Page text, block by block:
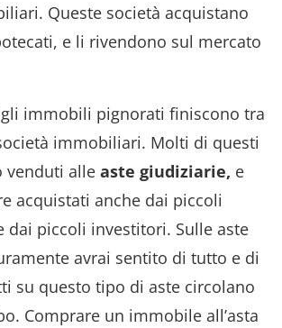
Queste società acquistano
e li rivendono sul mercato
immobili pignorati finiscono tra
immobiliari. Molti di questi
venduti alle aste giudiziarie, e
acquistati anche dai piccoli
dai piccoli investitori. Sulle aste
avrai sentito di tutto e di
su questo tipo di aste circolano
Comprare un immobile all’asta